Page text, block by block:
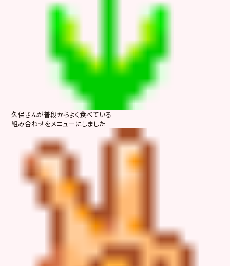
久保さんが普段からよく食べている
組み合わせをメニューにしました